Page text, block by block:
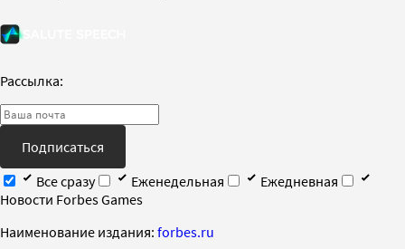
Рассылка:
Подписаться
Все сразу
Еженедельная
Ежедневная
Новости Forbes Games
Наименование издания: forbes.ru